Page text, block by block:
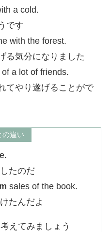
a cold.
です
with the forest.
る気分になりました
a lot of friends.
てやり遂げることがで
違い
たのだ
sales of the book.
たんだよ
えてみましょう